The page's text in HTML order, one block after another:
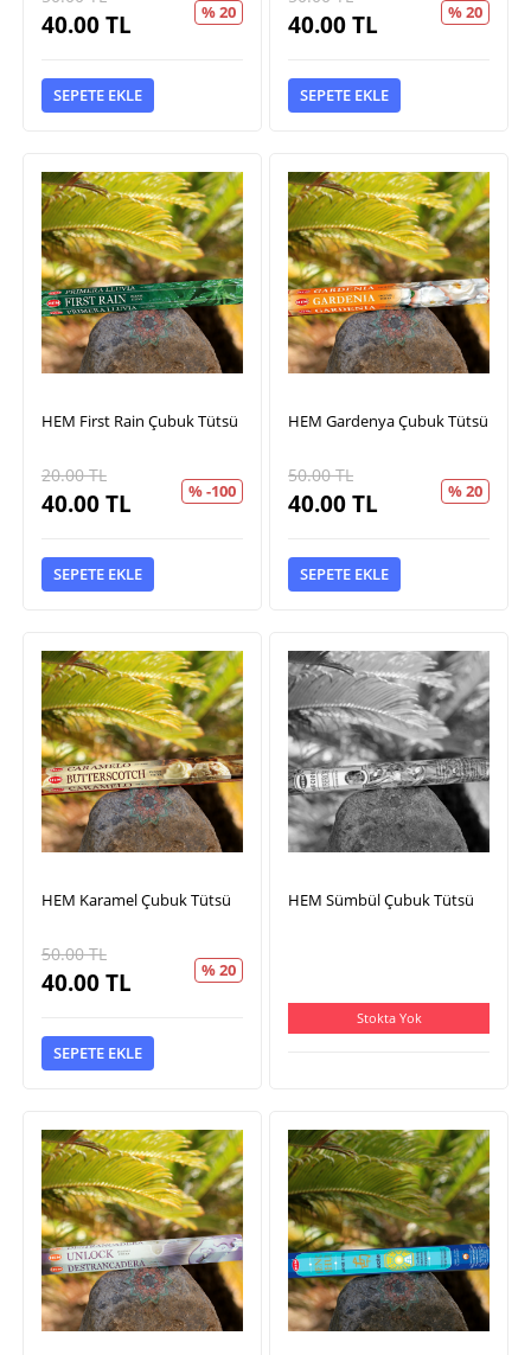
40.00TL % 20
SEPETE EKLE
40.00TL % 20
SEPETE EKLE
HEM First Rain Çubuk Tütsü
20.00TL
40.00TL % -100
SEPETE EKLE
HEM Gardenya Çubuk Tütsü
50.00TL
40.00TL % 20
SEPETE EKLE
HEM Karamel Çubuk Tütsü
50.00TL
40.00TL % 20
SEPETE EKLE
HEM Sümbül Çubuk Tütsü
Stokta Yok